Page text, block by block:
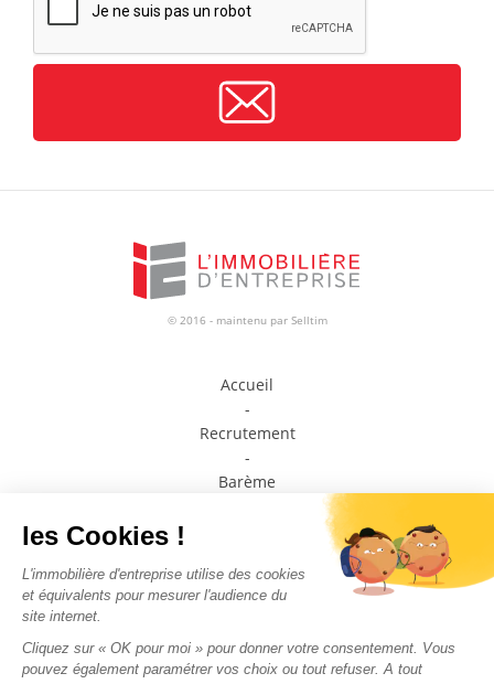
© 2016 - maintenu par Selltim
Accueil
-
Recrutement
-
Barème
Prendre contact avec un conseiller
Médiateur de la consommation
-
-
Mentions légales